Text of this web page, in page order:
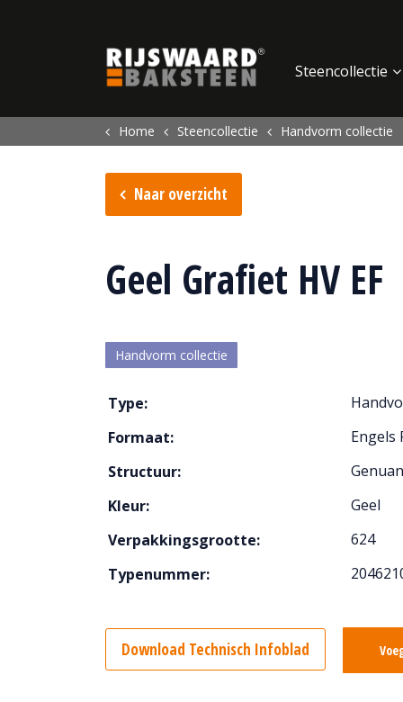
Steencollectie
Home Steencollectie Handvorm collectie
Naar overzicht
Geel Grafiet HV EF
Handvorm collectie
Type:
Formaat:
Engels
Structuur:
Kleur:
Geel
Verpakkingsgrootte:
624
Typenummer:
Download Technisch Infoblad